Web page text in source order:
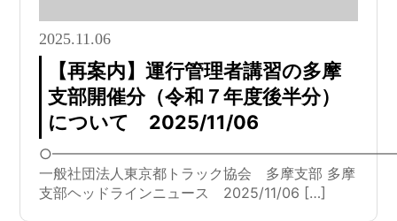
2025.11.06
【再案内】運行管理者講習の多摩
支部開催分（令和７年度後半分）
について 2025/11/06
一般社団法人東京都トラック協会 多摩支部 多摩
支部ヘッドラインニュース 2025/11/06 […]